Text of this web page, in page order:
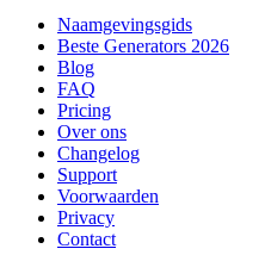
Naamgevingsgids
Beste Generators 2026
Blog
FAQ
Pricing
Over ons
Changelog
Support
Voorwaarden
Privacy
Contact